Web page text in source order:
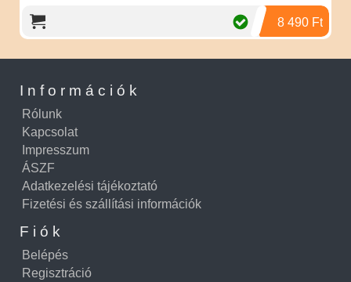
8 490 Ft
Információk
Rólunk
Kapcsolat
Impresszum
ÁSZF
Adatkezelési tájékoztató
Fizetési és szállítási információk
Fiók
Belépés
Regisztráció